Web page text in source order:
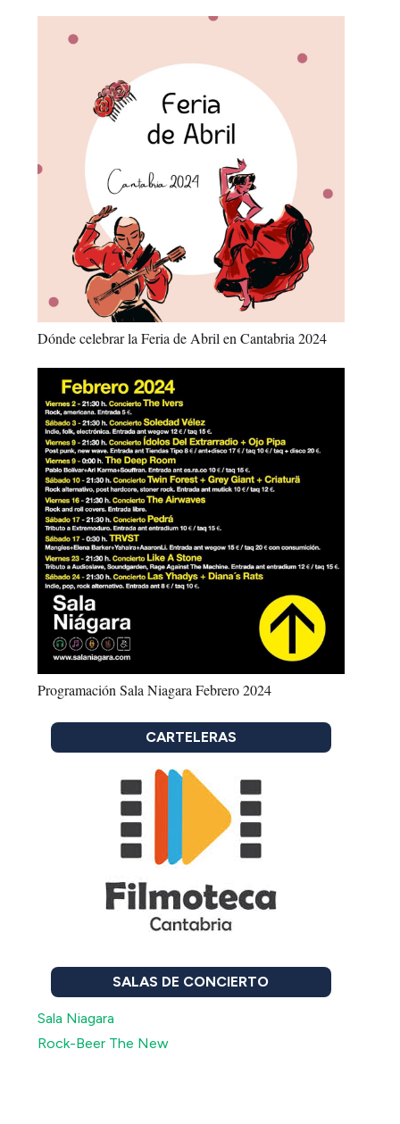
Dónde celebrar la Feria de Abril en Cantabria 2024
Programación Sala Niagara Febrero 2024
CARTELERAS
SALAS DE CONCIERTO
Sala Niagara
Rock-Beer The New